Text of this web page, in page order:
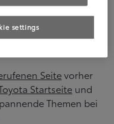
nicht gefunden
Seitevorher
Startseite und
Themen bei
settings